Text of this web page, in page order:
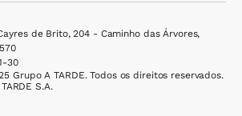
de Brito, 204 - Caminho das Árvores,
30
Grupo A TARDE. Todos os direitos reservados.
S.A.